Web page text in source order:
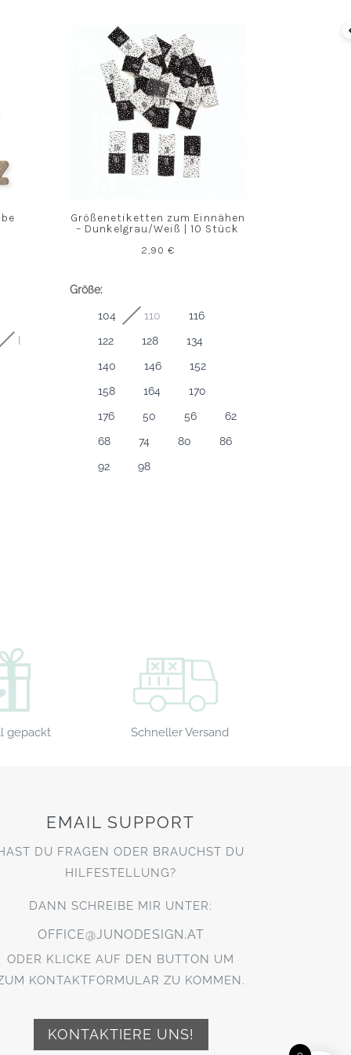
Größenetiketten zum Einnähen
– Dunkelgrau/Weiß | 10 Stück
2,90 €
Größe:
104 110
116
122
128
134
140
146
152
158
164
170
176
50 56
62
68
74 80
86
92
98
gepackt Schneller Versand
EMAIL SUPPORT
DU FRAGEN ODER BRAUCHST DU
HILFESTELLUNG?
DANN SCHREIBE MIR UNTER:
OFFICE@JUNODESIGN.AT
ODER KLICKE AUF DEN BUTTON UM
KONTAKTFORMULAR ZU KOMMEN.
KONTAKTIERE UNS!